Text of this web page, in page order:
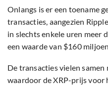
Onlangs is er een toename
transacties, aangezien
in slechts enkele uren meer
een waarde van $160
De transacties vielen
waardoor de XRP-prijs voor